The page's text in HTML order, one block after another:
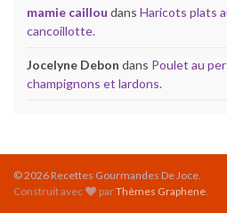
mamie caillou dans Haricots plats
cancoillotte.
Jocelyne Debon dans Poulet au
champignons et lardons.
© 2026 Recettes Gourmandes De Joce.
Construit avec
parThèmes Graphene.